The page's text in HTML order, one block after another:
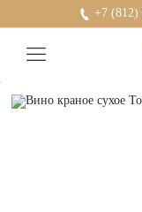
+7 (812)